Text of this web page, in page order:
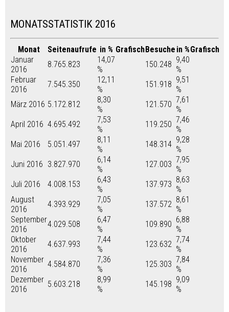
MONATSSTATISTIK 2016
Monat Seitenaufrufe in % GrafischBesuche in %Grafisch
Januar
2016
8.765.823
14,07
%
150.248 9,40
%
Februar
2016
7.545.350
12,11
%
151.918 9,51
%
März 2016 5.172.812
8,30
%
121.570 7,61
%
April 2016 4.695.492
7,53
%
119.250 7,46
%
Mai 2016
5.051.497
8,11
%
148.314 9,28
%
Juni 2016 3.827.970
6,14
%
127.003 7,95
%
Juli 2016
4.008.153
6,43
%
137.973 8,63
%
August
2016
4.393.929
7,05
%
137.572 8,61
%
September
2016
4.029.508
6,47
%
109.890 6,88
%
Oktober
2016
4.637.993
7,44
%
123.632 7,74
%
November
2016
4.584.870
7,36
%
125.303 7,84
%
Dezember
2016
5.603.218
8,99
%
145.198 9,09
%